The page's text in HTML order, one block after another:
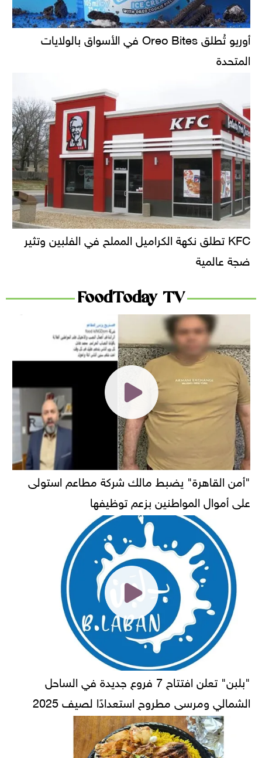
أوريو تُطلق Oreo Bites في الأسواق بالولايات
المتحدة
KFC تطلق نكهة الكراميل المملح في الفلبين وتثير
ضجة عالمية
FoodToday TV
"أمن القاهرة" يضبط مالك شركة مطاعم استولى
على أموال المواطنين بزعم توظيفها
"بلبن" تعلن افتتاح 7 فروع جديدة في الساحل
الشمالي ومرسى مطروح استعدادًا لصيف 2025